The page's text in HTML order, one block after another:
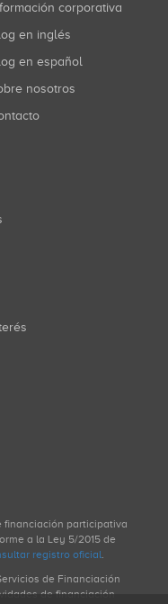
corporativa
en inglés
en español
nosotros
financiación participativa
a la Ley 5/2015 de
registro oficial.
de Financiación
de financiación